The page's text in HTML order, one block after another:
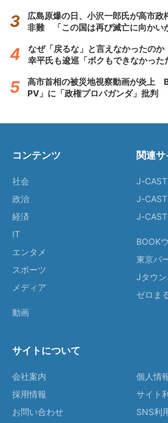
広島原爆の日、小沢一郎氏が高市政
非難 「この国は再び滅亡に向かい
なぜ「戻るな」と言えなかったの
幸平氏も逡巡「ボクもできなかった
高市首相の被災地視察動画が炎上
PV」に「政権プロパガンダ」批判
コンテンツ
社会
政治
経済
IT
エンタメ
スポーツ
メディア
動画
関連サ
J-
J-
J-
BOOK
東京バ
Jタウン
ゼロま
サイトについて
会社案内
採用情報
お問い合わせ
個人情
サイト
SNS利